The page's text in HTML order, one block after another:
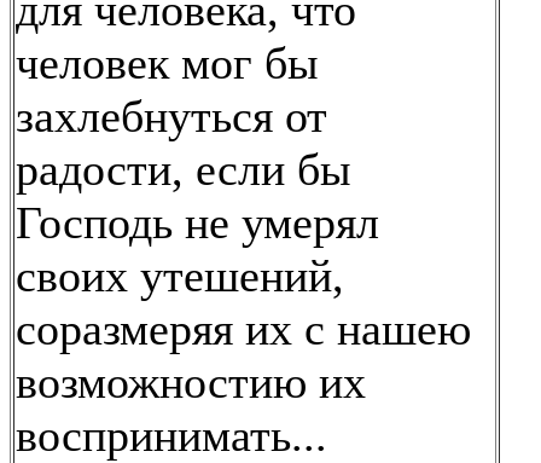
для человека, что
человек мог бы
захлебнуться от
радости, если бы
Господь не умерял
своих утешений,
соразмеряя их с нашею
возможностию их
воспринимать...